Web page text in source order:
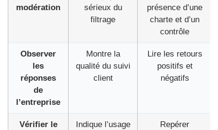
modération
sérieux du
filtrage
présence d’une
charte et d’un
contrôle
Observer
les
réponses
de
l’entreprise
Montre la
qualité du suivi
client
Lire les retours
positifs et
négatifs
Vérifier le
Indique l’usage
Repérer